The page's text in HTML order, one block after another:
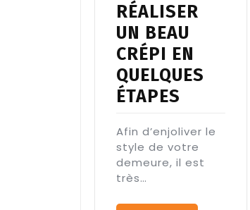
RÉALISER
UN BEAU
CRÉPI EN
QUELQUES
ÉTAPES
Afin d’enjoliver le
style de votre
demeure, il est
très…